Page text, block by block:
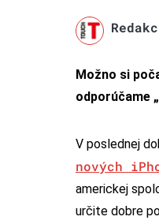
Možno si
odporúčame
V poslednej
nových
americkej
určite dobre